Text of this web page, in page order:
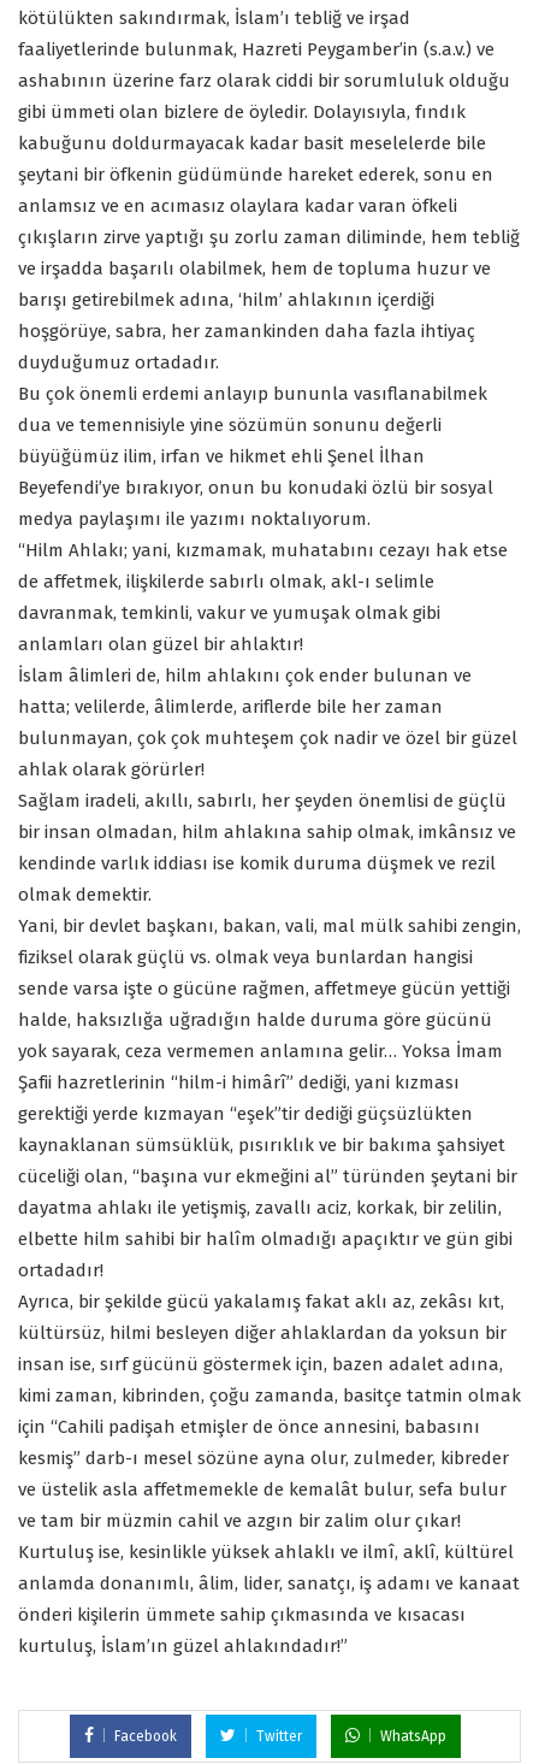
kötülükten sakındırmak, İslam’ı tebliğ ve irşad
faaliyetlerinde bulunmak, Hazreti Peygamber’in (s.a.v.) ve
ashabının üzerine farz olarak ciddi bir sorumluluk olduğu
gibi ümmeti olan bizlere de öyledir. Dolayısıyla, fındık
kabuğunu doldurmayacak kadar basit meselelerde bile
şeytani bir öfkenin güdümünde hareket ederek, sonu en
anlamsız ve en acımasız olaylara kadar varan öfkeli
çıkışların zirve yaptığı şu zorlu zaman diliminde, hem tebliğ
ve irşadda başarılı olabilmek, hem de topluma huzur ve
barışı getirebilmek adına, ‘hilm’ ahlakının içerdiği
hoşgörüye, sabra, her zamankinden daha fazla ihtiyaç
duyduğumuz ortadadır.
Bu çok önemli erdemi anlayıp bununla vasıflanabilmek
dua ve temennisiyle yine sözümün sonunu değerli
büyüğümüz ilim, irfan ve hikmet ehli Şenel İlhan
Beyefendi’ye bırakıyor, onun bu konudaki özlü bir sosyal
medya paylaşımı ile yazımı noktalıyorum.
“Hilm Ahlakı; yani, kızmamak, muhatabını cezayı hak etse
de affetmek, ilişkilerde sabırlı olmak, akl-ı selimle
davranmak, temkinli, vakur ve yumuşak olmak gibi
anlamları olan güzel bir ahlaktır!
İslam âlimleri de, hilm ahlakını çok ender bulunan ve
hatta; velilerde, âlimlerde, ariflerde bile her zaman
bulunmayan, çok çok muhteşem çok nadir ve özel bir güzel
ahlak olarak görürler!
Sağlam iradeli, akıllı, sabırlı, her şeyden önemlisi de güçlü
bir insan olmadan, hilm ahlakına sahip olmak, imkânsız ve
kendinde varlık iddiası ise komik duruma düşmek ve rezil
olmak demektir.
Yani, bir devlet başkanı, bakan, vali, mal mülk sahibi zengin,
fiziksel olarak güçlü vs. olmak veya bunlardan hangisi
sende varsa işte o gücüne rağmen, affetmeye gücün yettiği
halde, haksızlığa uğradığın halde duruma göre gücünü
yok sayarak, ceza vermemen anlamına gelir… Yoksa İmam
Şafii hazretlerinin “hilm-i himârî” dediği, yani kızması
gerektiği yerde kızmayan “eşek”tir dediği güçsüzlükten
kaynaklanan sümsüklük, pısırıklık ve bir bakıma şahsiyet
cüceliği olan, “başına vur ekmeğini al” türünden şeytani bir
dayatma ahlakı ile yetişmiş, zavallı aciz, korkak, bir zelilin,
elbette hilm sahibi bir halîm olmadığı apaçıktır ve gün gibi
ortadadır!
Ayrıca, bir şekilde gücü yakalamış fakat aklı az, zekâsı kıt,
kültürsüz, hilmi besleyen diğer ahlaklardan da yoksun bir
insan ise, sırf gücünü göstermek için, bazen adalet adına,
kimi zaman, kibrinden, çoğu zamanda, basitçe tatmin olmak
için “Cahili padişah etmişler de önce annesini, babasını
kesmiş” darb-ı mesel sözüne ayna olur, zulmeder, kibreder
ve üstelik asla affetmemekle de kemalât bulur, sefa bulur
ve tam bir müzmin cahil ve azgın bir zalim olur çıkar!
Kurtuluş ise, kesinlikle yüksek ahlaklı ve ilmî, aklî, kültürel
anlamda donanımlı, âlim, lider, sanatçı, iş adamı ve kanaat
önderi kişilerin ümmete sahip çıkmasında ve kısacası
kurtuluş, İslam’ın güzel ahlakındadır!”
Facebook Twitter WhatsApp